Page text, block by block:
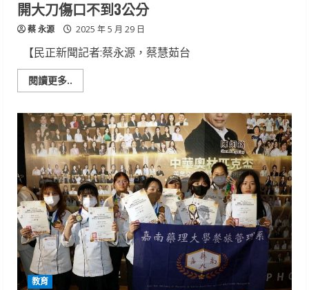
開大刀傷口不到3公分
蔡 永源 2025 年 5 月 29 日
【民正新聞記者:蔡永源，蔡慧茹台
閱讀更多..
more
巢
腫
瘤
大
如
籃
球
達
文
西
結
合
單
孔
腹
腔
鏡
免
教育